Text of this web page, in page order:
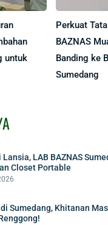
untuk
Perkuat
BAZNAS
Banding ke
Sumedang
Lansia, LAB BAZNAS
Closet Portable
Sumedang, Khitanan